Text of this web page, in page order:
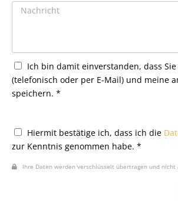
Ich bin damit einverstanden, dass
(telefonisch oder per E-Mail) und meine
speichern. *
Hiermit bestätige ich, dass ich die
zur Kenntnis genommen habe. *
Ihre Daten werden verschlüsselt übertragen und nicht